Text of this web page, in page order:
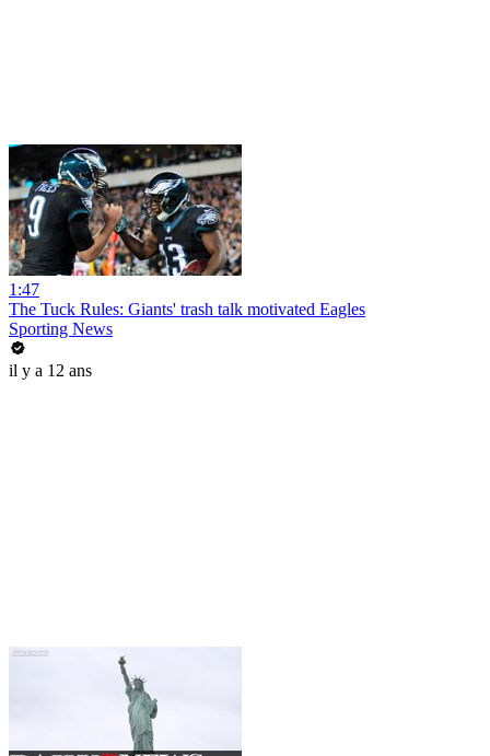
1:47
The Tuck Rules: Giants' trash talk motivated Eagles
Sporting News
il y a 12 ans